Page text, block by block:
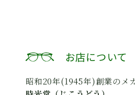
お店について
昭和20年(1945年)創業のメ